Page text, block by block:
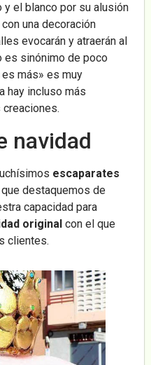
y el blanco por su alusión
una decoración
evocarán y atraerán al
es sinónimo de poco
más» es muy
hay incluso más
navidad
escaparates
destaquemos de
capacidad para
original con el que
clientes.